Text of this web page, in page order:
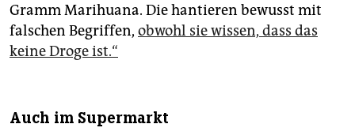
Gramm Marihuana. Die hantieren bewusst mit
falschen Begriffen, obwohl sie wissen, dass das
keine Droge ist.“
Auch im Supermarkt